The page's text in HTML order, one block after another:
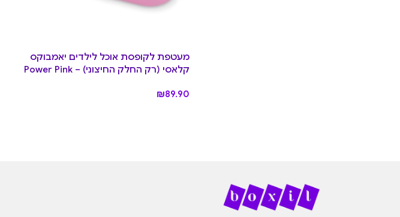
מעטפת לקופסת אוכל לילדים יאמבוקס
קלאסי (רק החלק החיצוני) – Power Pink
₪89.90